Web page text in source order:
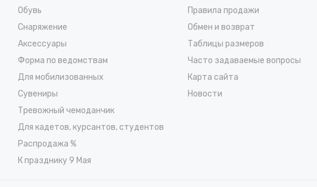
Обувь
Снаряжение
Аксессуары
Форма по ведомствам
Для мобилизованных
Сувениры
Тревожный чемоданчик
Для кадетов, курсантов, студентов
Распродажа %
К празднику 9 Мая
Правила продажи
Обмен и возврат
Таблицы размеров
Часто задаваемые вопросы
Карта сайта
Новости